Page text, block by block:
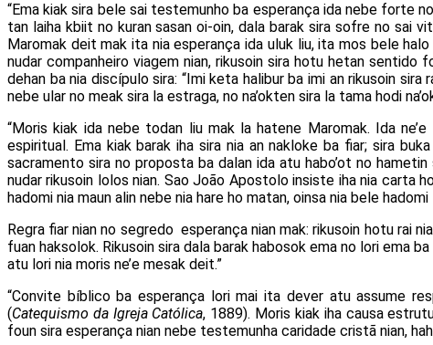
“Ema kiak sira bele sai testemunho ba esperança ida nebe forte
tan laiha kbiit no kuran sasan oi-oin, dala barak sira sofre no sai
Maromak deit mak ita nia esperança ida uluk liu, ita mos bele
nudar companheiro viagem nian, rikusoin sira hotu hetan
dehan ba nia discípulo sira: “Imi keta halibur ba imi an rikusoin sira
nebe ular no meak sira la estraga, no na’okten sira la tama hodi
“Moris kiak ida nebe todan liu mak la hatene Maromak. Ida
espiritual. Ema kiak barak iha sira nia an nakloke ba fiar; sira
sacramento sira no proposta ba dalan ida atu habo’ot no
nudar rikusoin lolos nian. Sao João Apostolo insiste iha nia carta
hadomi nia maun alin nebe nia hare ho matan, oinsa nia bele
Regra fiar nian no segredo esperança nian mak: rikusoin hotu rai
fuan haksolok. Rikusoin sira dala barak habosok ema no lori ema
atu lori nia moris ne’e mesak deit.”
“Convite bíblico ba esperança lori mai ita dever atu assume
(Catequismo da Igreja Católica, 1889). Moris kiak iha causa
foun sira esperança nian nebe testemunha caridade cristã nian,